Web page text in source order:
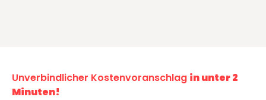
Unverbindlicher Kostenvoranschlag in unter 2
Minuten!